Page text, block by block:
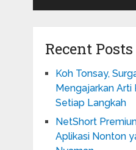
Recent Posts
Koh Tonsay,
Mengajarkan Arti
Setiap Langkah
NetShort
Aplikasi Nonton